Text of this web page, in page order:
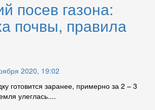
посев газона:
почвы, правила
2020, 19:02
готовится заранее, примерно за 2 – 3
улеглась....